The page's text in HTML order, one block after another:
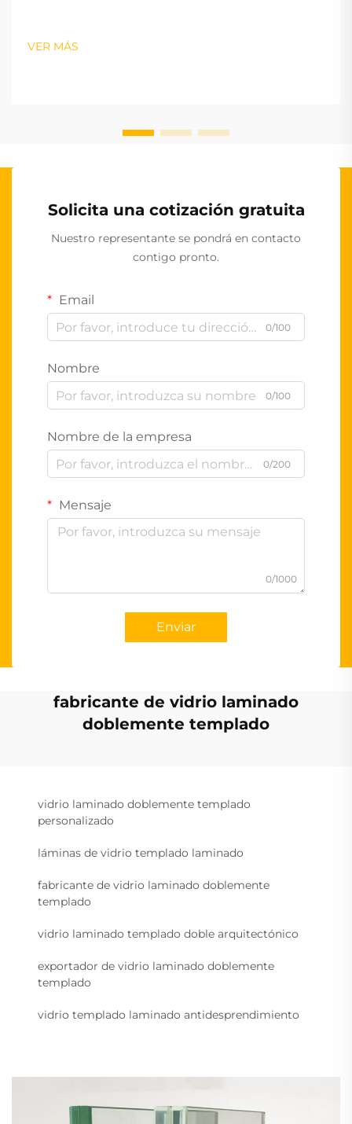
VER MÁS
Solicita una cotización gratuita
Nuestro representante se pondrá en contacto
contigo pronto.
Email
0/100
Nombre
0/100
Nombre de la empresa
0/200
Mensaje
0/1000
Enviar
fabricante de vidrio laminado
doblemente templado
vidrio laminado doblemente templado
personalizado
láminas de vidrio templado laminado
fabricante de vidrio laminado doblemente
templado
vidrio laminado templado doble arquitectónico
exportador de vidrio laminado doblemente
templado
vidrio templado laminado antidesprendimiento